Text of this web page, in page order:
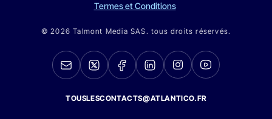
Termes et Conditions
© 2026 Talmont Media SAS. tous droits réservés.
TOUSLESCONTACTS@ATLANTICO.FR